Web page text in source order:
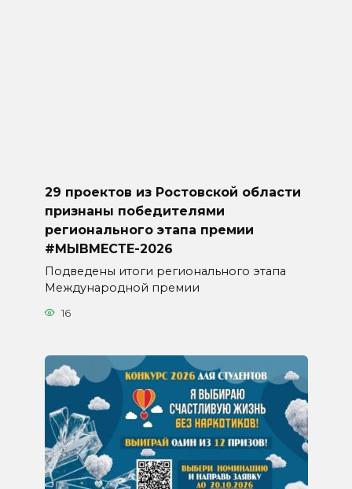
29 проектов из Ростовской области
признаны победителями
регионального этапа премии
#МЫВМЕСТЕ-2026
Подведены итоги регионального этапа
Международной премии
16